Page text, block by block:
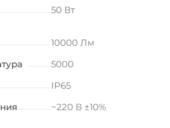
50 Вт
10000 Лм
5000
IP65
~220 В ±10%